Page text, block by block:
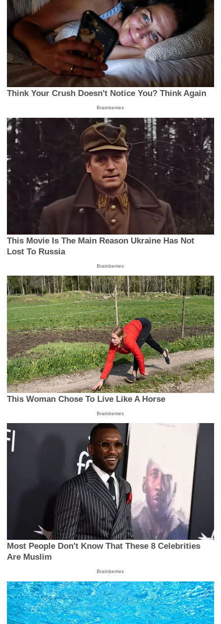
Think Your Crush Doesn't Notice You? Think Again
Brainberries
This Movie Is The Main Reason Ukraine Has Not
Lost To Russia
Brainberries
This Woman Chose To Live Like A Horse
Brainberries
Most People Don't Know That These 8 Celebrities
Are Muslim
Brainberries